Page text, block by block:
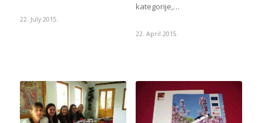
22. July 2015.
kategorije,…
22. April 2015.